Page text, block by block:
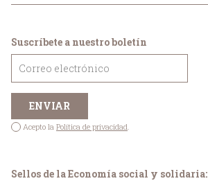
Suscríbete a nuestro boletín
Acepto la Política de privacidad.
Sellos de la Economía social y solidaria: